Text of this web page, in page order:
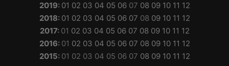
2019: 01 02 03 04 05 06 07 08 09 10 11 12
2018: 01 02 03 04 05 06 07 08 09 10 11 12
2017: 01 02 03 04 05 06 07 08 09 10 11 12
2016: 01 02 03 04 05 06 07 08 09 10 11 12
2015: 01 02 03 04 05 06 07 08 09 10 11 12